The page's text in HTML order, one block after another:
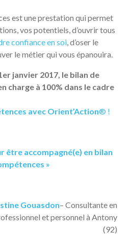
est une prestation qui permet
vos potentiels, d’ouvrir tous
confiance en soi, d’oser le
le métier qui vous épanouira.
janvier 2017, le bilan de
charge à 100% dans le cadre
avec Orient’Action® !
être accompagné(e) en bilan
»
Gouasdon– Consultante en
et personnel à Antony
(92)